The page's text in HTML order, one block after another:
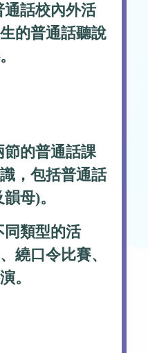
通話校內外活
的普通話聽說
節的普通話課
，包括普通話
母)。
同類型的活
繞口令比賽、
。